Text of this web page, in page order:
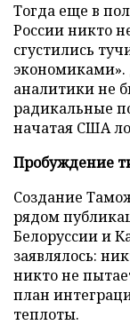
Тогда еще в
России никто
сгустились
аналитики не
радикальные
начатая США
Пробуждение
Создание
рядом
Белоруссии и
заявлялось:
никто не
план
теплоты.